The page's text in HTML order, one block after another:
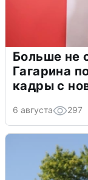
Больше не
Гагарина
кадры с
6 августа 297